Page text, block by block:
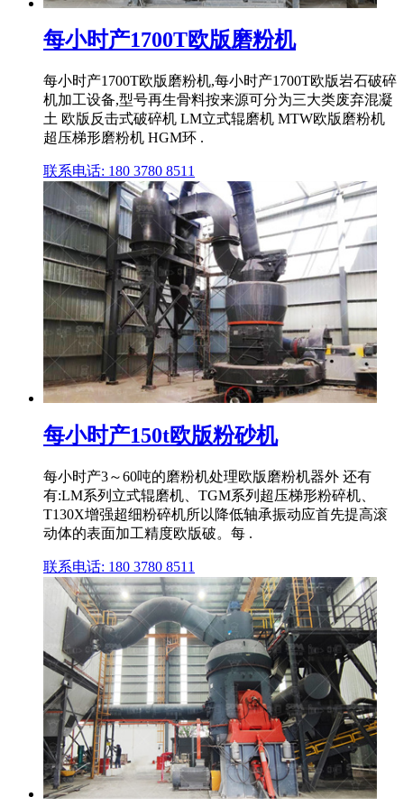
每小时产1700T欧版磨粉机
每小时产1700T欧版磨粉机,每小时产1700T欧版岩石破碎
机加工设备,型号再生骨料按来源可分为三大类废弃混凝
土 欧版反击式破碎机 LM立式辊磨机 MTW欧版磨粉机
超压梯形磨粉机 HGM环 .
联系电话: 180 3780 8511
每小时产150t欧版粉砂机
每小时产3～60吨的磨粉机处理欧版磨粉机器外 还有
有:LM系列立式辊磨机、TGM系列超压梯形粉碎机、
T130X增强超细粉碎机所以降低轴承振动应首先提高滚
动体的表面加工精度欧版破。每 .
联系电话: 180 3780 8511